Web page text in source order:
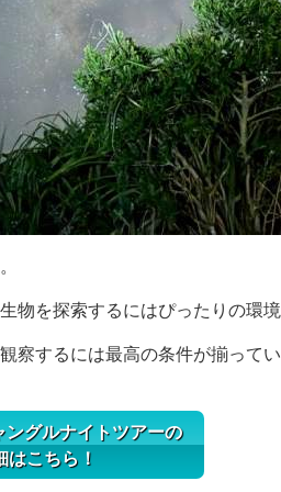
物を探索するにはぴったりの環
察するには最高の条件が揃って
ングルナイトツアーの
はこちら！